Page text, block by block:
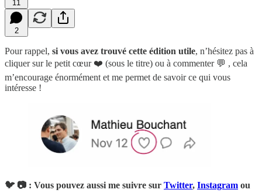
11
2
Pour rappel, si vous avez trouvé cette édition utile, n’hésitez pas à
cliquer sur le petit cœur ❤️ (sous le titre) ou à commenter 💬 , cela
m’encourage énormément et me permet de savoir ce qui vous
intéresse !
🐦 📷 : Vous pouvez aussi me suivre sur Twitter, Instagram ou